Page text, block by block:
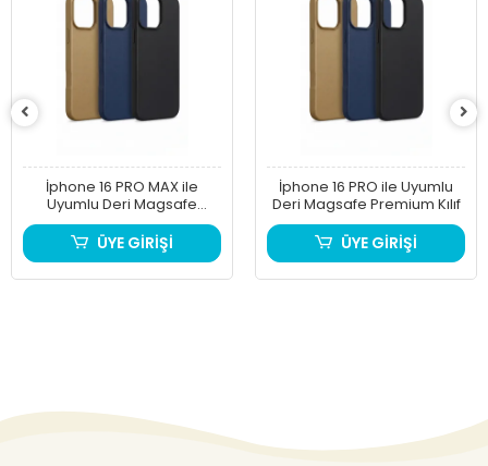
İphone 16 PRO MAX ile
Uyumlu Deri Magsafe
Premium Kılıf
ÜYE GİRİŞİ
İphone 16 PRO ile Uyumlu
Deri Magsafe Premium Kılıf
ÜYE GİRİŞİ